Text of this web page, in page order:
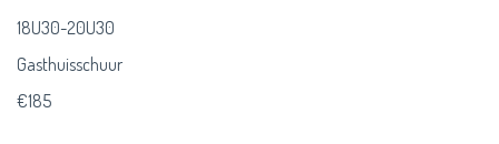
18U30-20U30
Gasthuisschuur
€185